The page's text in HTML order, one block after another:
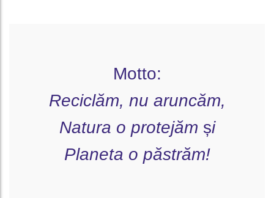
Motto:
Reciclăm, nu aruncăm,
Natura o protejăm și
Planeta o păstrăm!